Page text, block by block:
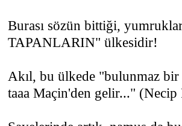
Burası sözün bittiği,
TAPANLARIN" ülkesidir!
Akıl, bu ülkede "bulunmaz
taaa Maçin'den gelir..." (Necip